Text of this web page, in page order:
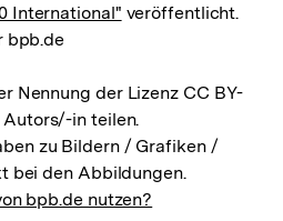
International" veröffentlicht.
bpb.de
Nennung der Lizenz CC BY-
in teilen.
zu Bildern / Grafiken /
bei den Abbildungen.
bpb.de nutzen?